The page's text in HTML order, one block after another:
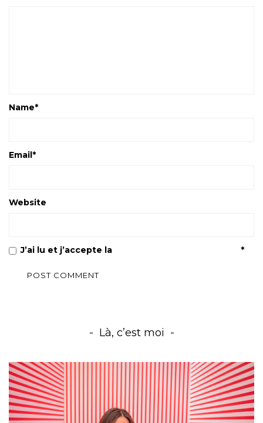
Name*
Email*
Website
J’ai lu et j’accepte la *
Là, c’est moi